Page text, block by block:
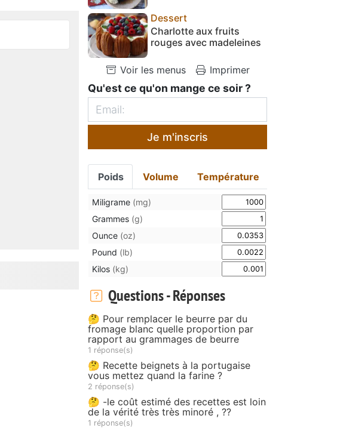
Dessert
Charlotte aux fruits
rouges avec madeleines
Voir les menus Imprimer
Qu'est ce qu'on mange ce soir ?
Je m'inscris
Poids Volume Température
Miligrame (mg)
Grammes (g)
Ounce (oz)
Pound (lb)
Kilos (kg)
Questions - Réponses
🤔 Pour remplacer le beurre par du
fromage blanc quelle proportion par
rapport au grammages de beurre
1 réponse(s)
🤔 Recette beignets à la portugaise
vous mettez quand la farine ?
2 réponse(s)
🤔 -le coût estimé des recettes est loin
de la vérité très très minoré , ??
1 réponse(s)